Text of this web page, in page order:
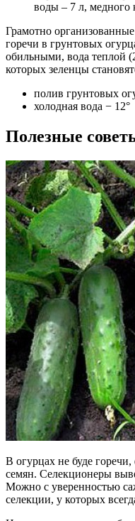
воды – 7 л, медного
Грамотно
горечи в грунтовых
обильными, вода теплой
которых зеленцы
полив грунтовых
холодная вода − 12°
Полезные
В огурцах не буде
семян. Селекционеры
Можно с уверенностью
селекции, у которых